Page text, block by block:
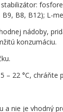
B8, B12); L-
nádoby,
konzumáciu.
– 22 °C, chráňte
a nie je vhodný